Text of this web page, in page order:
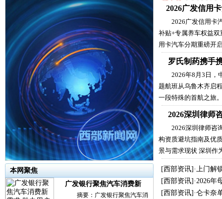
2026广发信用
2026广发信用卡
补贴+专属养车权益
用卡汽车分期重磅开
罗氏制药携手
2026年8月3日
题航班从乌鲁木齐启
一段特殊的首航之旅
2026深圳律师
2026深圳律师咨
构资质避坑指南及优
景与需求现状 深圳
本网聚焦
广发银行聚焦汽车消费新
摘要：广发银行聚焦汽车消
[西部资讯]·上门解
[西部资讯]·2026年
[西部资讯]·仑卡奈